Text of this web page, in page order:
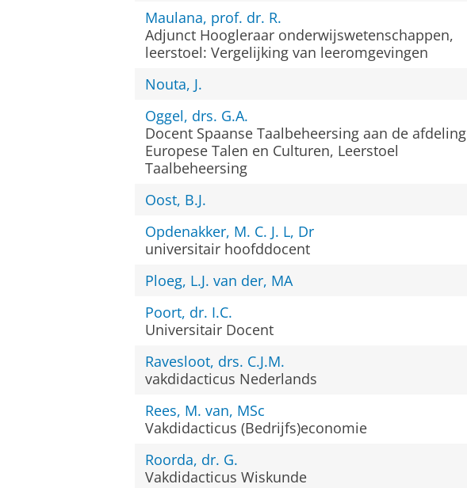
Maulana, prof. dr. R.
Adjunct Hoogleraar onderwijswetenschappen,
leerstoel: Vergelijking van leeromgevingen
Nouta, J.
Oggel, drs. G.A.
Docent Spaanse Taalbeheersing aan de afdeling
Europese Talen en Culturen, Leerstoel
Taalbeheersing
Oost, B.J.
Opdenakker, M. C. J. L, Dr
universitair hoofddocent
Ploeg, L.J. van der, MA
Poort, dr. I.C.
Universitair Docent
Ravesloot, drs. C.J.M.
vakdidacticus Nederlands
Rees, M. van, MSc
Vakdidacticus (Bedrijfs)economie
Roorda, dr. G.
Vakdidacticus Wiskunde